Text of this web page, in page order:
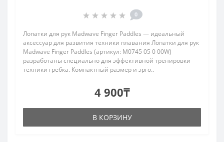
0
Лопатки для рук Madwave Finger Paddles — идеальный
аксессуар для развития техники плавания Лопатки для рук
Madwave Finger Paddles (артикул: M0745 05 0 00W)
разработаны специально для эффективной тренировки
техники гребка. Компактный размер и эрго..
4 900₸
В КОРЗИНУ